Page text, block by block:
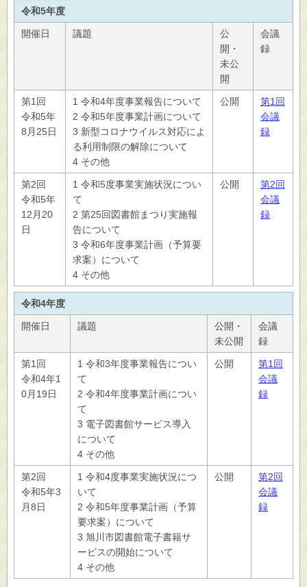
令和5年度
開催日 議題
公
開・
未公
開
会議
録
第1回
令和5年
8月25日
1 令和4年度事業報告について
2 令和5年度事業計画について
3 新型コロナウイルス対応によ
る利用制限の解除について
4 その他
公開
第1回
会議
録
第2回
令和5年
12月20
日
1 令和5度事業実施状況につい
て
2 第25回図書館まつり実施報
告について
3 令和6年度事業計画（予算要
求案）について
4 その他
公開
第2回
会議
録
令和4年度
開催日 議題
公開・
未公開
会議
録
第1回
令和4年1
0月19日
1 令和3年度事業報告につい
て
2 令和4年度事業計画につい
て
3 電子図書館サービス導入
について
4 その他
公開
第1回
会議
録
第2回
令和5年3
月8日
1 令和4度事業実施状況につ
いて
2 令和5年度事業計画（予算
要求案）について
3 旭川市図書館電子書籍サ
ービスの開始について
4 その他
公開
第2回
会議
録